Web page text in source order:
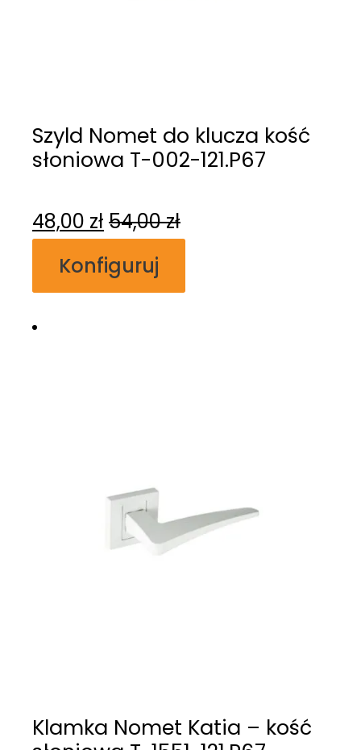
Szyld Nomet do klucza kość
słoniowa T-002-121.P67
48,00 zł 54,00zł
Konfiguruj
Klamka Nomet Katia – kość